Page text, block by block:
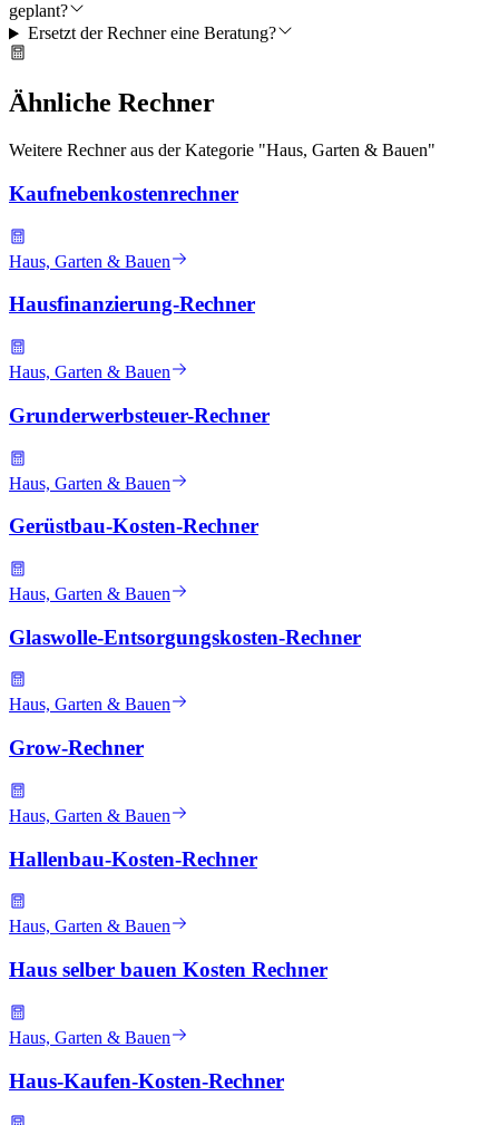
geplant?
Ersetzt der Rechner eine Beratung?
Ähnliche Rechner
Weitere Rechner aus der Kategorie "Haus, Garten & Bauen"
Kaufnebenkostenrechner
Haus, Garten & Bauen
Hausfinanzierung-Rechner
Haus, Garten & Bauen
Grunderwerbsteuer-Rechner
Haus, Garten & Bauen
Gerüstbau-Kosten-Rechner
Haus, Garten & Bauen
Glaswolle-Entsorgungskosten-Rechner
Haus, Garten & Bauen
Grow-Rechner
Haus, Garten & Bauen
Hallenbau-Kosten-Rechner
Haus, Garten & Bauen
Haus selber bauen Kosten Rechner
Haus, Garten & Bauen
Haus-Kaufen-Kosten-Rechner